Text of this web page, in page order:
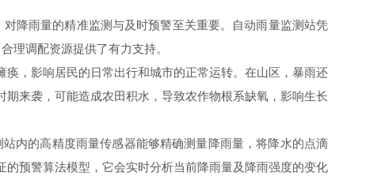
降雨量的精准监测与及时预警至关重要。自动雨量监测站凭
理调配资源提供了有力支持。
，影响居民的日常出行和城市的正常运转。在山区，暴雨还
来袭，可能造成农田积水，导致农作物根系缺氧，影响生长
内的高精度雨量传感器能够精确测量降雨量，将降水的点滴
预警算法模型，它会实时分析当前降雨量及降雨强度的变化